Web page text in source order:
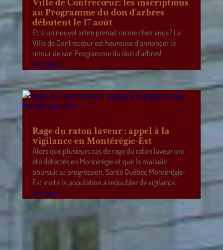
au Programme du don d’arbres
débutent le 17 août
Et si un nouvel arbre prenait racine chez vous? La
Ville de Contrecœur est heureuse d’annoncer le
retour de son Programme du don d’arbres!
lire plus
Rage du raton laveur : appel à la
vigilance en Montérégie-Est
Alors que plusieurs cas de rage du raton laveur ont
été détectés en Montérégie et que la maladie
poursuit sa progression, Santé Québec Montérégie-
Est invite la population à redoubler de vigilance.
lire plus